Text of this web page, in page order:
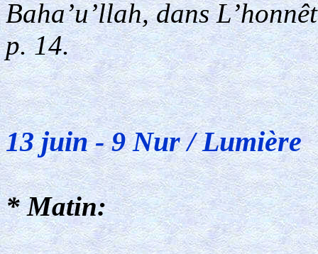
Baha’u’llah, dans
p. 14.
13 juin - 9 Nur / Lumière
* Matin: